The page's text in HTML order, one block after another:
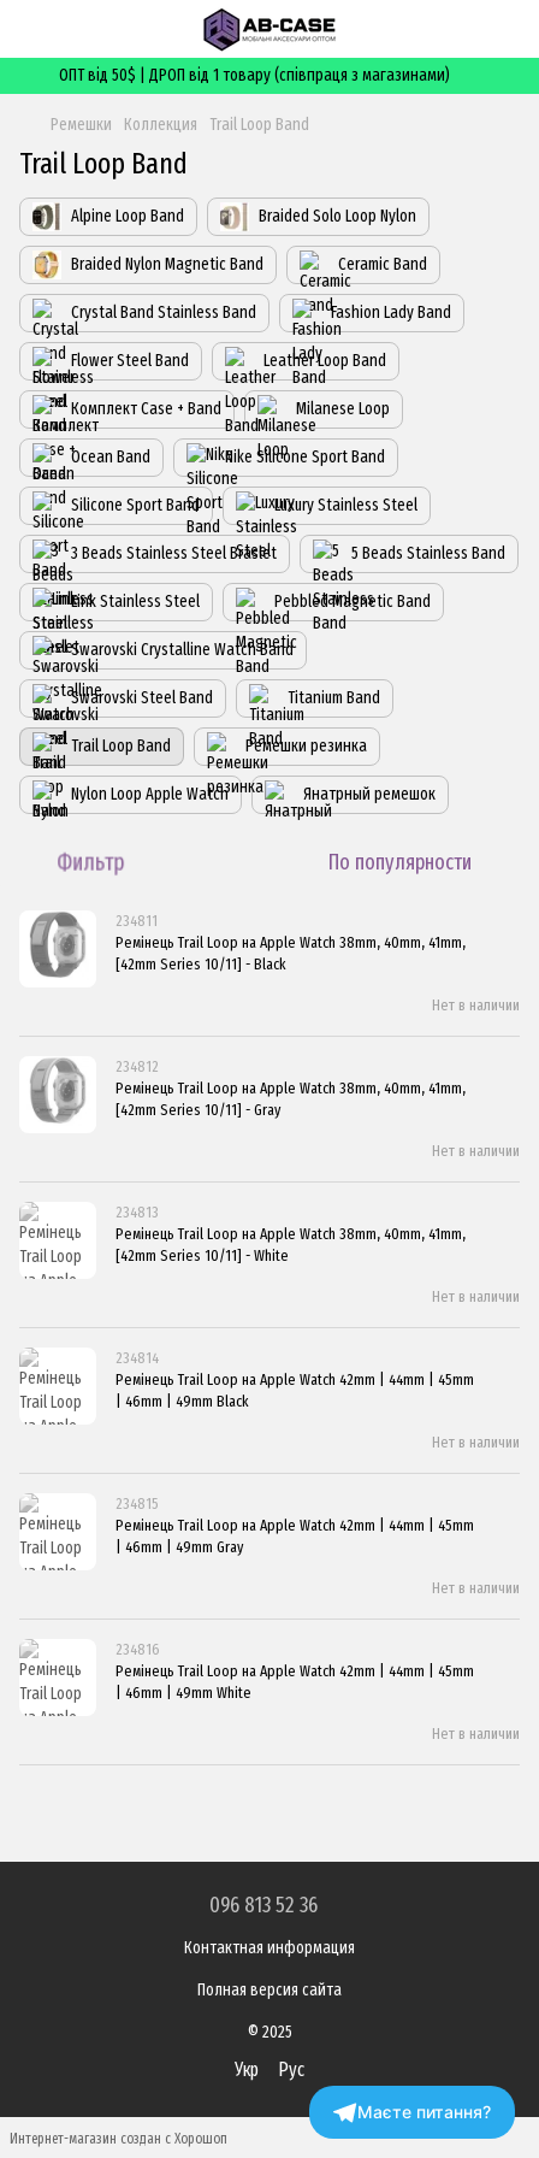
ОПТ від 50$ | ДРОП від 1 товару (співпраця з магазинами)
Ремешки Коллекция Trail Loop Band
Trail Loop Band
Alpine Loop Band Braided Solo Loop Nylon
Braided Nylon Magnetic Band Ceramic Band
Crystal Band Stainless Band Fashion Lady Band
Flower Steel Band Leather Loop Band
Комплект Case + Band Milanese Loop
Ocean Band Nike Silicone Sport Band
Silicone Sport Band Luxury Stainless Steel
3 Beads Stainless Steel Braslet 5 Beads Stainless Band
Link Stainless Steel Pebbled Magnetic Band
Swarovski Crystalline Watch Band
Swarovski Steel Band Titanium Band
Trail Loop Band Ремешки резинка
Nylon Loop Apple Watch Янатрный ремешок
Фильтр По популярности
234811
Ремінець Trail Loop на Apple Watch 38mm, 40mm, 41mm,
[42mm Series 10/11] - Black
Нет в наличии
234812
Ремінець Trail Loop на Apple Watch 38mm, 40mm, 41mm,
[42mm Series 10/11] - Gray
Нет в наличии
234813
Ремінець Trail Loop на Apple Watch 38mm, 40mm, 41mm,
[42mm Series 10/11] - White
Нет в наличии
234814
Ремінець Trail Loop на Apple Watch 42mm | 44mm | 45mm
| 46mm | 49mm Black
Нет в наличии
234815
Ремінець Trail Loop на Apple Watch 42mm | 44mm | 45mm
| 46mm | 49mm Gray
Нет в наличии
234816
Ремінець Trail Loop на Apple Watch 42mm | 44mm | 45mm
| 46mm | 49mm White
Нет в наличии
096 813 52 36
Контактная информация
Полная версия сайта
© 2025
Укр Рус
Интернет-магазин создан с Хорошоп
Маєте питання?